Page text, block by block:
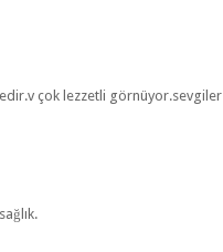
çok lezzetli görnüyor.sevgiler